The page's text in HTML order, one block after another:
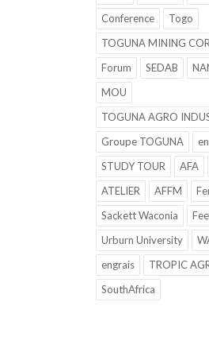
Conference
Togo
TOGUNA MINING
Forum
SEDAB
MOU
TOGUNA AGRO
Groupe TOGUNA
STUDY TOUR
AFA
ATELIER
AFFM
Sackett Waconia
Urburn University
engrais
TROPIC
SouthAfrica